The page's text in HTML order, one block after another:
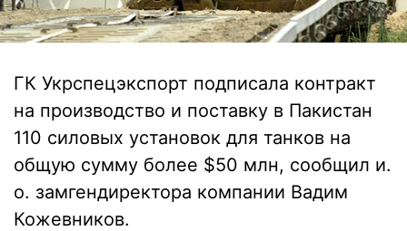
ГК Укрспецэкспорт подписала контракт
на производство и поставку в Пакистан
110 силовых установок для танков на
общую сумму более $50 млн, сообщил и.
о. замгендиректора компании Вадим
Кожевников.